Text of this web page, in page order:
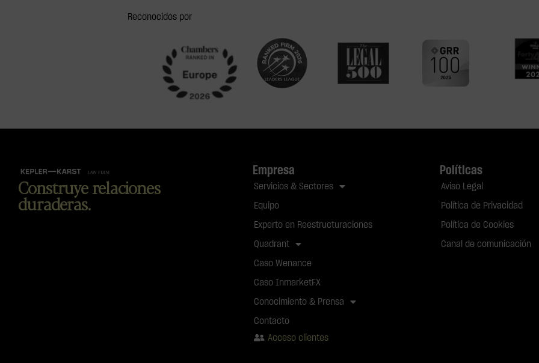
Reconocidos por
Construye relaciones
duraderas.
Empresa
Servicios & Sectores
Equipo
Experto en Reestructuraciones
Quadrant
Caso Wenance
Caso InmarketFX
Conocimiento & Prensa
Contacto
Acceso clientes
Políticas
Aviso Legal
Política de Privacidad
Política de Cookies
Canal de comunicación